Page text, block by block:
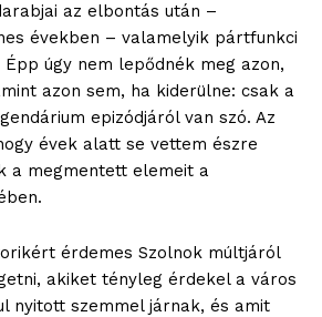
az elbontás után –
években – valamelyik pártfunkci
úgy nem lepődnék meg azon,
azon sem, ha kiderülne: csak a
epizódjáról van szó. Az
évek alatt se vettem észre
a megmentett elemeit a
érdemes Szolnok múltjáról
akiket tényleg érdekel a város
nyitott szemmel járnak, és amit